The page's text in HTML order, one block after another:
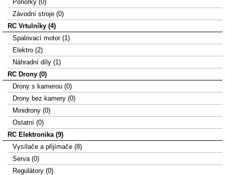
Ponorky (0)
Závodní stroje (0)
RC Vrtulníky (4)
Spalovací motor (1)
Elektro (2)
Náhradní díly (1)
RC Drony (0)
Drony s kamerou (0)
Drony bez kamery (0)
Minidrony (0)
Ostatní (0)
RC Elektronika (9)
Vysílače a přijímače (8)
Serva (0)
Regulátory (0)